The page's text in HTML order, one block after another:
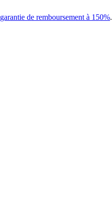
garantie de remboursement à 150%.